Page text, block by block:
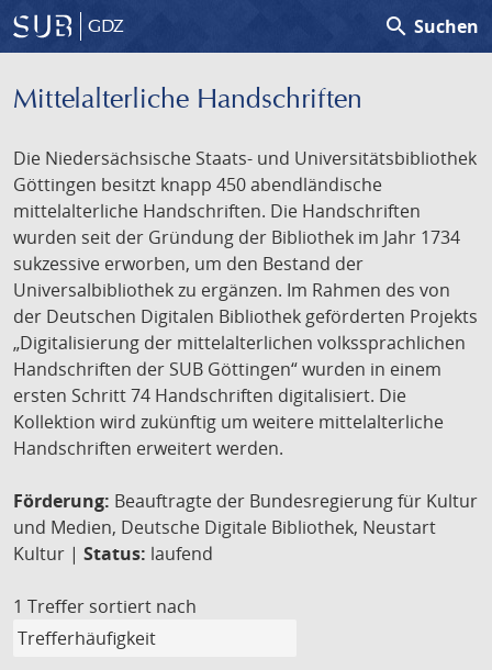
GDZ search Suchen
Mittelalterliche Handschriften
Die Niedersächsische Staats- und Universitätsbibliothek
Göttingen besitzt knapp 450 abendländische
mittelalterliche Handschriften. Die Handschriften
wurden seit der Gründung der Bibliothek im Jahr 1734
sukzessive erworben, um den Bestand der
Universalbibliothek zu ergänzen. Im Rahmen des von
der Deutschen Digitalen Bibliothek geförderten Projekts
„Digitalisierung der mittelalterlichen volkssprachlichen
Handschriften der SUB Göttingen“ wurden in einem
ersten Schritt 74 Handschriften digitalisiert. Die
Kollektion wird zukünftig um weitere mittelalterliche
Handschriften erweitert werden.
Förderung: Beauftragte der Bundesregierung für Kultur
und Medien, Deutsche Digitale Bibliothek, Neustart
Kultur | Status: laufend
1 Treffer sortiert nach